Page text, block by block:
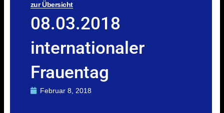
zur Übersicht
08.03.2018
internationaler
Frauentag
Februar 8, 2018